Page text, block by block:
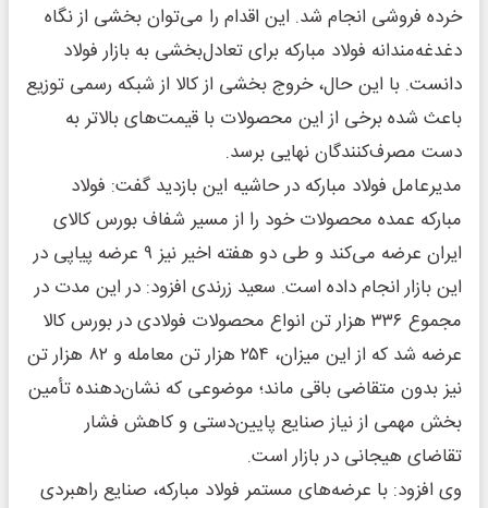
خرده فروشی انجام شد. این اقدام را می‌توان بخشی از نگاه
دغدغه‌مندانه فولاد مبارکه برای تعادل‌بخشی به بازار فولاد
دانست. با این حال، خروج بخشی از کالا از شبکه رسمی توزیع
باعث شده برخی از این محصولات با قیمت‌های بالاتر به
دست مصرف‌کنندگان نهایی برسد.
مدیرعامل فولاد مبارکه در حاشیه این بازدید گفت: فولاد
مبارکه عمده محصولات خود را از مسیر شفاف بورس کالای
ایران عرضه می‌کند و طی دو هفته اخیر نیز ۹ عرضه پیاپی در
این بازار انجام داده است. سعید زرندی افزود: در این مدت در
مجموع ۳۳۶ هزار تن انواع محصولات فولادی در بورس کالا
عرضه شد که از این میزان، ۲۵۴ هزار تن معامله و ۸۲ هزار تن
نیز بدون متقاضی باقی ماند؛ موضوعی که نشان‌دهنده تأمین
بخش مهمی از نیاز صنایع پایین‌دستی و کاهش فشار
تقاضای هیجانی در بازار است.
وی افزود: با عرضه‌های مستمر فولاد مبارکه، صنایع راهبردی